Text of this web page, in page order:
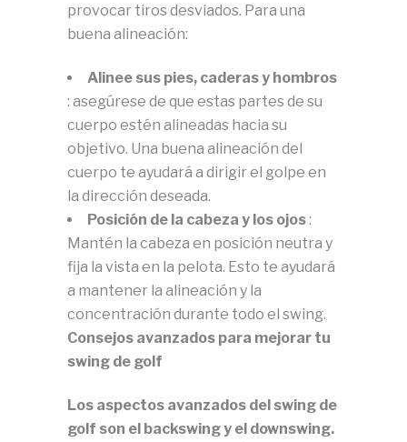
provocar tiros desviados. Para una
buena alineación:
Alinee sus pies, caderas y hombros
: asegúrese de que estas partes de su
cuerpo estén alineadas hacia su
objetivo. Una buena alineación del
cuerpo te ayudará a dirigir el golpe en
la dirección deseada.
Posición de la cabeza y los ojos:
Mantén la cabeza en posición neutra y
fija la vista en la pelota. Esto te ayudará
a mantener la alineación y la
concentración durante todo el swing.
Consejos avanzados para mejorar tu
swing de golf
Los aspectos avanzados del swing de
golf son el backswing y el downswing.